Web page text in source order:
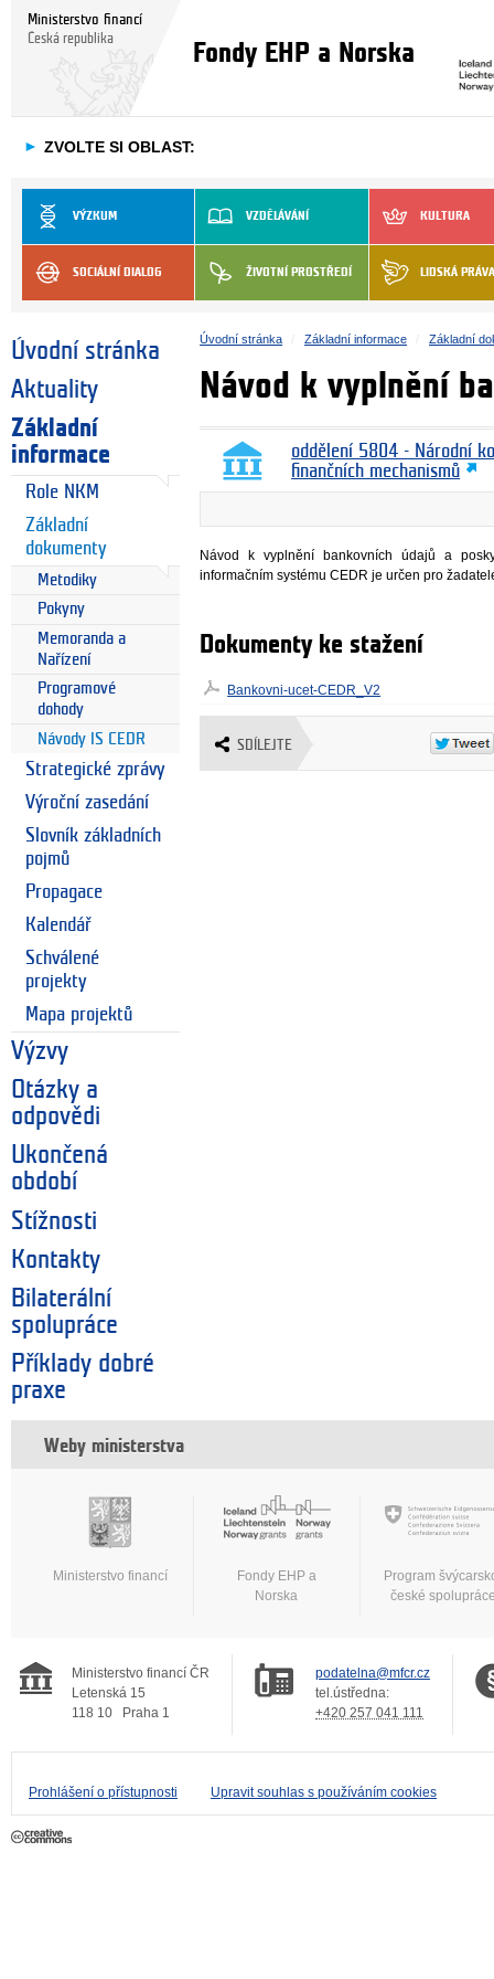
Ministerstvo financí
Česká republika
Fondy EHP a Norska
► ZVOLTE SI OBLAST:
VÝZKUM VZDĚLÁVÁNÍ KULTURA
SOCIÁLNÍ DIALOG ŽIVOTNÍ PROSTŘEDÍ LIDSKÁ PRÁVA
Úvodní stránka
Aktuality
Základní
informace
Role NKM
Základní
dokumenty
Metodiky
Pokyny
Memoranda a
Nařízení
Programové
dohody
Návody IS CEDR
Strategické zprávy
Výroční zasedání
Slovník základních
pojmů
Propagace
Kalendář
Schválené
projekty
Mapa projektů
Výzvy
Otázky a
odpovědi
Ukončená
období
Stížnosti
Kontakty
Bilaterální
spolupráce
Příklady dobré
praxe
Úvodní stránka Základní informace Základní
Návod k vyplnění
oddělení 5804 - Národní
finančních mechanismů
Návod k vyplnění bankovních údajů a
informačním systému CEDR je určen pro
Dokumenty ke stažení
Bankovni-ucet-CEDR_V2
SDÍLEJTE
Weby ministerstva
Ministerstvo financí
Fondy EHP a
Norska
Program
české
Ministerstvo financí ČR
Letenská 15
118 10
Praha 1
podatelna@mfcr.cz
tel.ústředna:
+420 257 041 111
Prohlášení o přístupnosti Upravit souhlas s používáním cookies